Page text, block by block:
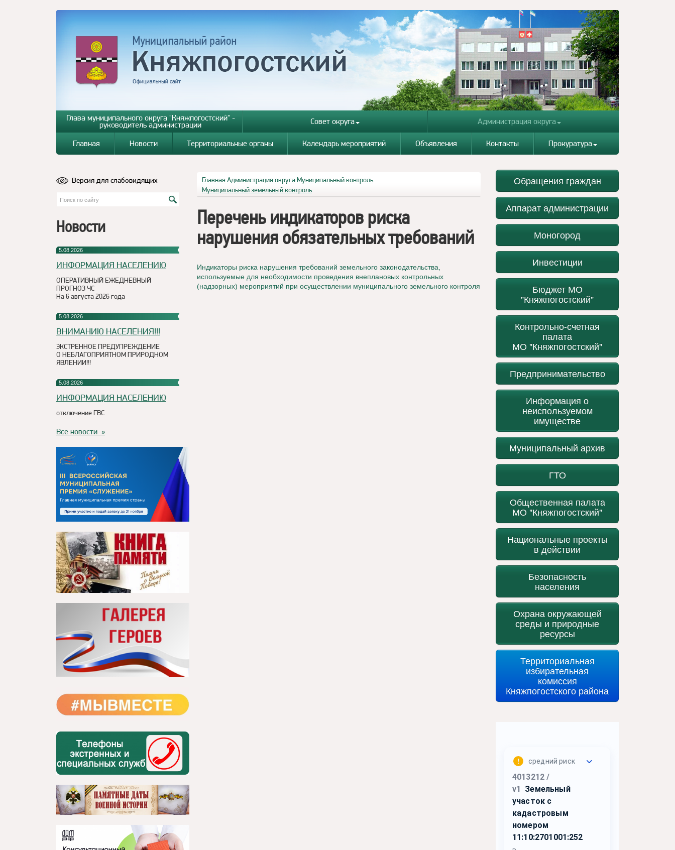
Глава муниципального округа "Княжпогостский" -
руководитель администрации Совет округа Администрация округа
Главная Новости Территориальные органы Календарь мероприятий Объявления Контакты Прокуратура
Версия для слабовидящих
Новости
5.08.2026
ИНФОРМАЦИЯ НАСЕЛЕНИЮ
ОПЕРАТИВНЫЙ ЕЖЕДНЕВНЫЙ
ПРОГНОЗ ЧС
На 6 августа 2026 года
5.08.2026
ВНИМАНИЮ НАСЕЛЕНИЯ!!!
ЭКСТРЕННОЕ ПРЕДУПРЕЖДЕНИЕ
О НЕБЛАГОПРИЯТНОМ ПРИРОДНОМ
ЯВЛЕНИИ!!!
5.08.2026
ИНФОРМАЦИЯ НАСЕЛЕНИЮ
отключение ГВС
Все новости »
Главная Администрация округаМуниципальный контроль
Муниципальный земельный контроль
Перечень индикаторов риска
нарушения обязательных требований
Индикаторы риска нарушения требований земельного законодательства,
используемые для необходимости проведения внеплановых контрольных
(надзорных) мероприятий при осуществлении муниципального земельного контроля
Обращения граждан
Аппарат администрации
Моногород
Инвестиции
Бюджет МО
"Княжпогостский"
Контрольно-счетная
палата
МО "Княжпогостский"
Предпринимательство
Информация о
неиспользуемом
имуществе
Муниципальный архив
ГТО
Общественная палата
МО "Княжпогостский"
Национальные проекты
в действии
Безопасность
населения
Охрана окружающей
среды и природные
ресурсы
Территориальная
избирательная
комиссия
Княжпогостского района